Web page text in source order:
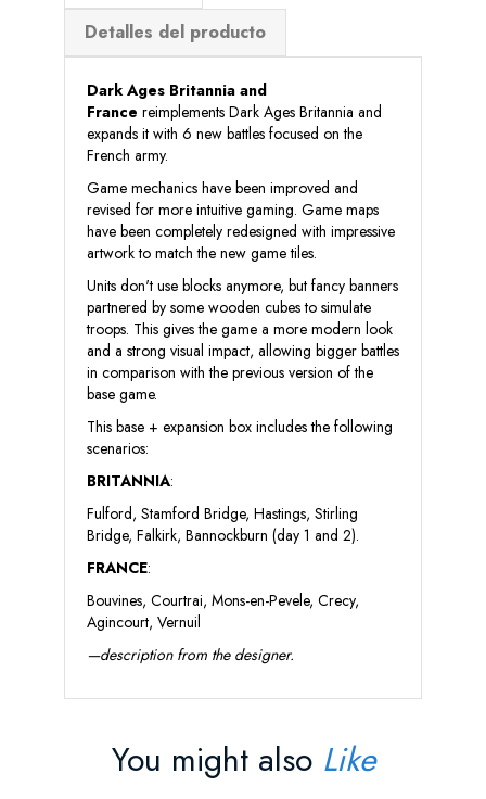
Detalles del producto
Dark Ages Britannia and
France reimplements Dark Ages Britannia and
expands it with 6 new battles focused on the
French army.
Game mechanics have been improved and
revised for more intuitive gaming. Game maps
have been completely redesigned with impressive
artwork to match the new game tiles.
Units don't use blocks anymore, but fancy banners
partnered by some wooden cubes to simulate
troops. This gives the game a more modern look
and a strong visual impact, allowing bigger battles
in comparison with the previous version of the
base game.
This base + expansion box includes the following
scenarios:
BRITANNIA:
Fulford, Stamford Bridge, Hastings, Stirling
Bridge, Falkirk, Bannockburn (day 1 and 2).
FRANCE:
Bouvines, Courtrai, Mons-en-Pevele, Crecy,
Agincourt, Vernuil
—description from the designer.
You might also Like